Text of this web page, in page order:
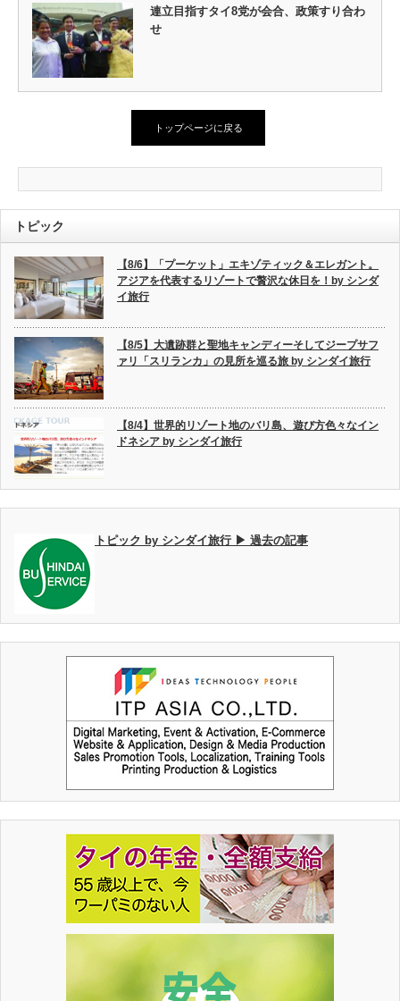
連立目指すタイ8党が会合、政策すり合わ
せ
トップページに戻る
トピック
【8/6】「プーケット」エキゾティック＆エレガント。
アジアを代表するリゾートで贅沢な休日を！by シンダ
イ旅行
【8/5】大遺跡群と聖地キャンディーそしてジープサフ
ァリ「スリランカ」の見所を巡る旅 by シンダイ旅行
【8/4】世界的リゾート地のバリ島、遊び方色々なイン
ドネシア by シンダイ旅行
トピック by シンダイ旅行 ▶ 過去の記事